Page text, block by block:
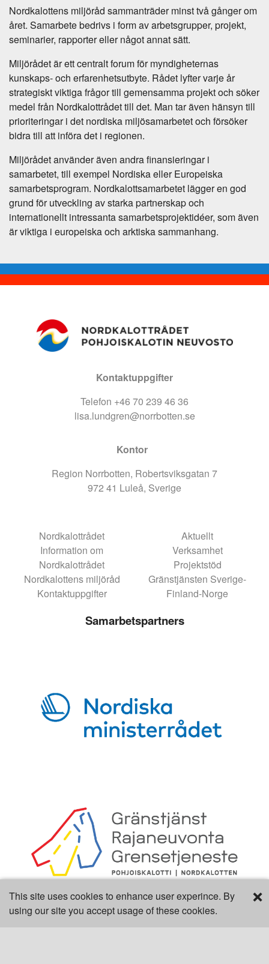
Nordkalottens miljöråd sammanträder minst två gånger om
året. Samarbete bedrivs i form av arbetsgrupper, projekt,
seminarier, rapporter eller något annat sätt.
Miljörådet är ett centralt forum för myndigheternas
kunskaps- och erfarenhetsutbyte. Rådet lyfter varje år
strategiskt viktiga frågor till gemensamma projekt och söker
medel från Nordkalottrådet till det. Man tar även hänsyn till
prioriteringar i det nordiska miljösamarbetet och försöker
bidra till att införa det i regionen.
Miljörådet använder även andra finansieringar i
samarbetet, till exempel Nordiska eller Europeiska
samarbetsprogram. Nordkalottsamarbetet lägger en god
grund för utveckling av starka partnerskap och
internationellt intressanta samarbetsprojektidéer, som även
är viktiga i europeiska och arktiska sammanhang.
Kontaktuppgifter
Telefon +46 70 239 46 36
lisa.lundgren@norrbotten.se
Kontor
Region Norrbotten, Robertsviksgatan 7
972 41 Luleå, Sverige
Nordkalottrådet
Aktuellt
Information om
Nordkalottrådet
Verksamhet
Projektstöd
Gränstjänsten Sverige-
Finland-Norge
Nordkalottens miljöråd
Kontaktuppgifter
Samarbetspartners
This site uses cookies to enhance user experince. By
using our site you accept usage of these cookies.
×